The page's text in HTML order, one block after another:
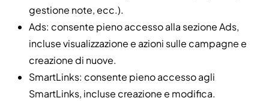
gestione note, ecc.).
Ads: consente pieno accesso alla sezione Ads,
incluse visualizzazione e azioni sulle campagne e
creazione di nuove.
SmartLinks: consente pieno accesso agli
SmartLinks, incluse creazione e modifica.